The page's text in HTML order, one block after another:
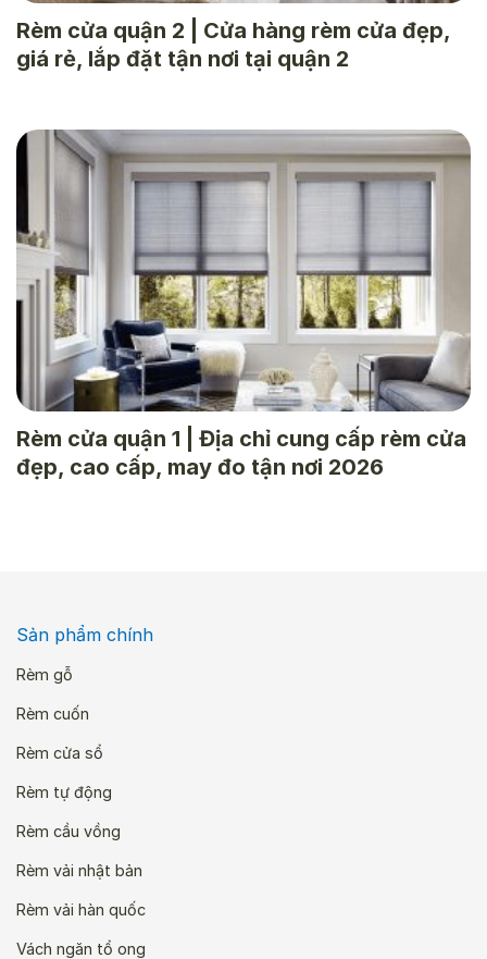
Rèm cửa quận 2 | Cửa hàng rèm cửa đẹp,
giá rẻ, lắp đặt tận nơi tại quận 2
Rèm cửa quận 1 | Địa chỉ cung cấp rèm cửa
đẹp, cao cấp, may đo tận nơi 2026
Sản phẩm chính
Rèm gỗ
Rèm cuốn
Rèm cửa sổ
Rèm tự động
Rèm cầu vồng
Rèm vải nhật bản
Rèm vải hàn quốc
Vách ngăn tổ ong